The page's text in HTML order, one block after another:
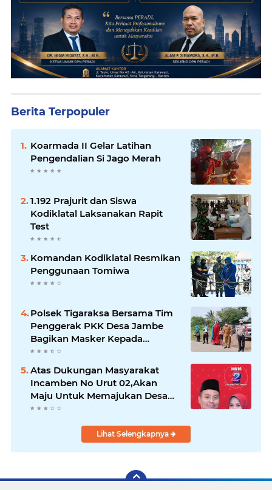
Berita Terpopuler
Koarmada II Gelar Latihan
Pengendalian Si Jago Merah
1.192 Prajurit dan Siswa
Kodiklatal Laksanakan Rapit
Test
Komandan Kodiklatal Resmikan
Penggunaan Tomiwa
Polsek Tigaraksa Bersama Tim
Penggerak PKK Desa Jambe
Bagikan Masker Kepada
Pengguna Jalan
Atas Dukungan Masyarakat
Incamben No Urut 02,Akan
Maju Untuk Memajukan Desa
Tegal Kunir Kidul
Lihat Selengkapnya